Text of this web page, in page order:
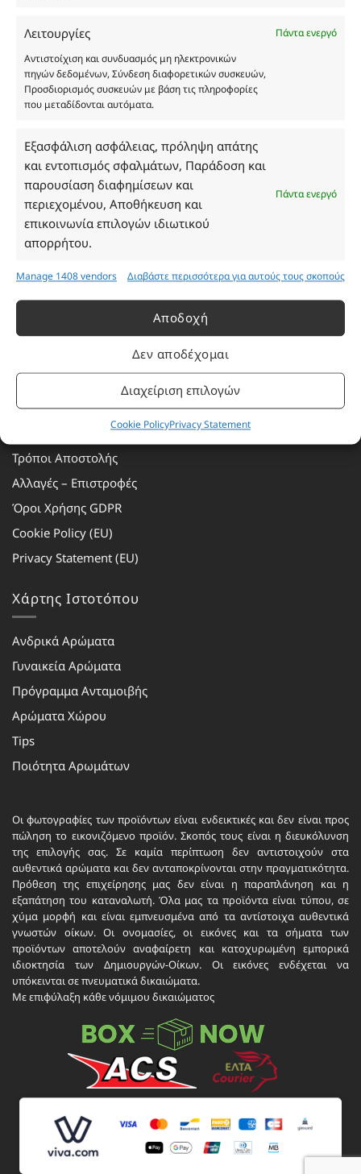
Λειτουργίες
Πάντα ενεργό
Αντιστοίχιση και συνδυασμός μη ηλεκτρονικών
πηγών δεδομένων, Σύνδεση διαφορετικών συσκευών,
Προσδιορισμός συσκευών με βάση τις πληροφορίες
που μεταδίδονται αυτόματα.
Εξασφάλιση ασφάλειας, πρόληψη απάτης
και εντοπισμός σφαλμάτων, Παράδοση και
παρουσίαση διαφημίσεων και
περιεχομένου, Αποθήκευση και
επικοινωνία επιλογών ιδιωτικού
απορρήτου.
Πάντα ενεργό
Manage 1408 vendors Διαβάστε περισσότερα για αυτούς τους σκοπούς
Αποδοχή
Δεν αποδέχομαι
Διαχείριση επιλογών
Cookie PolicyPrivacy Statement
Τηλ. 2314 016010
ΑΦΜ 803285309
ΓΕΜΗ 193802504000
Δευτέρα: 08:30–16:30
Τρίτη: 08:30–16:30
Τετάρτη: 08:30–16:30
Πέμπτη: 08:30–16:30
Παρασκευή: 08:30–16:30
Πρόγραμμα Ανταμοιβής
Επικοινωνία
Τρόποι Πληρωμής
Τρόποι Αποστολής
Αλλαγές – Επιστροφές
Όροι Χρήσης GDPR
Cookie Policy (EU)
Privacy Statement (EU)
Χάρτης Ιστοτόπου
Ανδρικά Αρώματα
Γυναικεία Αρώματα
Πρόγραμμα Ανταμοιβής
Αρώματα Χώρου
Tips
Ποιότητα Αρωμάτων
Οι φωτογραφίες των προϊόντων είναι ενδεικτικές και δεν είναι προς
πώληση το εικονιζόμενο προϊόν. Σκοπός τους είναι η διευκόλυνση
της επιλογής σας. Σε καμία περίπτωση δεν αντιστοιχούν στα
αυθεντικά αρώματα και δεν ανταποκρίνονται στην πραγματικότητα.
Πρόθεση της επιχείρησης μας δεν είναι η παραπλάνηση και η
εξαπάτηση του καταναλωτή. Όλα μας τα προϊόντα είναι τύπου, σε
χύμα μορφή και είναι εμπνευσμένα από τα αντίστοιχα αυθεντικά
γνωστών οίκων. Οι ονομασίες, οι εικόνες και τα σήματα των
προϊόντων αποτελούν αναφαίρετη και κατοχυρωμένη εμπορικά
ιδιοκτησία των Δημιουργών-Οίκων. Οι εικόνες ενδέχεται να
υπόκεινται σε πνευματικά δικαιώματα.
Με επιφύλαξη κάθε νόμιμου δικαιώματος